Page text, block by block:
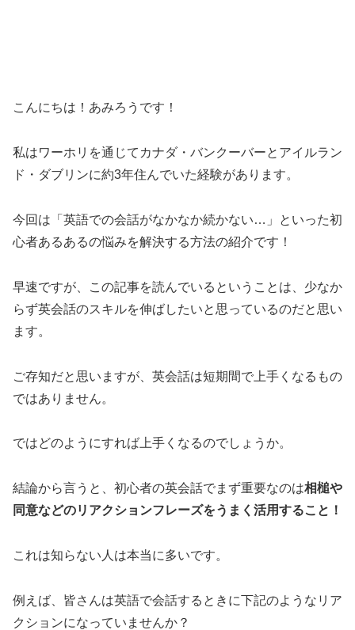
こんにちは！あみろうです！
私はワーホリを通じてカナダ・バンクーバーとアイルラン
ド・ダブリンに約3年住んでいた経験があります。
今回は「英語での会話がなかなか続かない…」といった初
心者あるあるの悩みを解決する方法の紹介です！
早速ですが、この記事を読んでいるということは、少なか
らず英会話のスキルを伸ばしたいと思っているのだと思い
ます。
ご存知だと思いますが、英会話は短期間で上手くなるもの
ではありません。
ではどのようにすれば上手くなるのでしょうか。
結論から言うと、初心者の英会話でまず重要なのは相槌や
同意などのリアクションフレーズをうまく活用すること！
これは知らない人は本当に多いです。
例えば、皆さんは英語で会話するときに下記のようなリア
クションになっていませんか？